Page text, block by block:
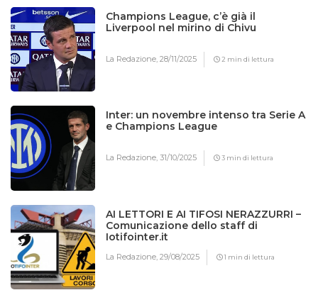
Champions League, c’è già il
Liverpool nel mirino di Chivu
La Redazione,28/11/2025 2 min di lettura
Inter: un novembre intenso tra Serie A
e Champions League
La Redazione,31/10/2025 3 min di lettura
AI LETTORI E AI TIFOSI NERAZZURRI –
Comunicazione dello staff di
Iotifointer.it
La Redazione,29/08/2025 1 min di lettura